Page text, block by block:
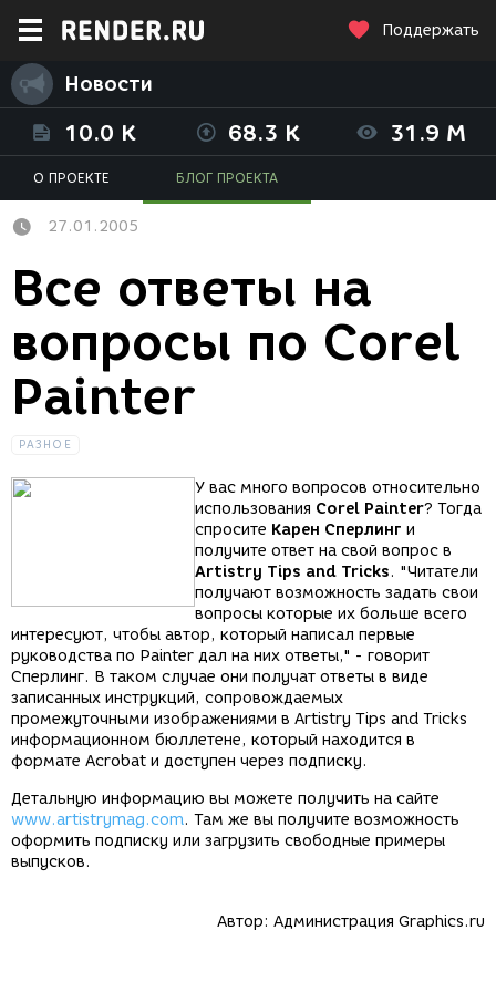
Поддержать
Новости
10.0 K 68.3 K 31.9 M
О ПРОЕКТЕ БЛОГ ПРОЕКТА
27.01.2005
Все ответы на
вопросы по Corel
Painter
РАЗНОЕ
У вас много вопросов относительно
использования Corel Painter? Тогда
спросите Карен Сперлинг и
получите ответ на свой вопрос в
Artistry Tips and Tricks. "Читатели
получают возможность задать свои
вопросы которые их больше всего
интересуют, чтобы автор, который написал первые
руководства по Painter дал на них ответы," - говорит
Сперлинг. В таком случае они получат ответы в виде
записанных инструкций, сопровождаемых
промежуточными изображениями в Artistry Tips and Tricks
информационном бюллетене, который находится в
формате Acrobat и доступен через подписку.
Детальную информацию вы можете получить на сайте
www.artistrymag.com. Там же вы получите возможность
оформить подписку или загрузить свободные примеры
выпусков.
Автор: Администрация Graphics.ru